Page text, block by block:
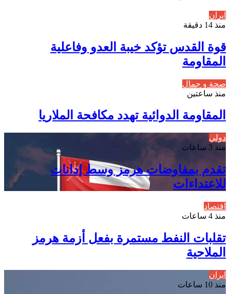
ايران
منذ 14 دقيقة
قوة القدس تؤكد خيبة العدو وفاعلية
المقاومة
صحة و جمال
منذ ساعتين
المقاومة الدوائية تهدد مكافحة الملاريا
دولي
منذ 3 ساعات
تقدم بمفاوضات هرمز وسط إدانات
للاعتداءات
اقتصاد
منذ 4 ساعات
تقلبات النفط مستمرة بفعل أزمة هرمز
الملاحية
ايران
منذ 10 ساعات